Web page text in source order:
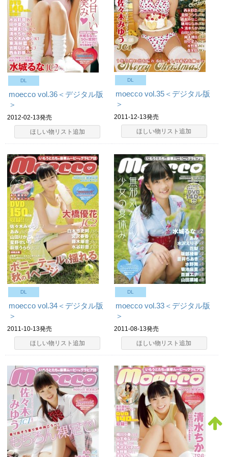
DL
moecco vol.36＜デジタル版
＞
2012-02-13発売
ほしい物リスト追加
DL
moecco vol.35＜デジタル版
＞
2011-12-13発売
ほしい物リスト追加
DL
moecco vol.34＜デジタル版
＞
2011-10-13発売
ほしい物リスト追加
DL
moecco vol.33＜デジタル版
＞
2011-08-13発売
ほしい物リスト追加